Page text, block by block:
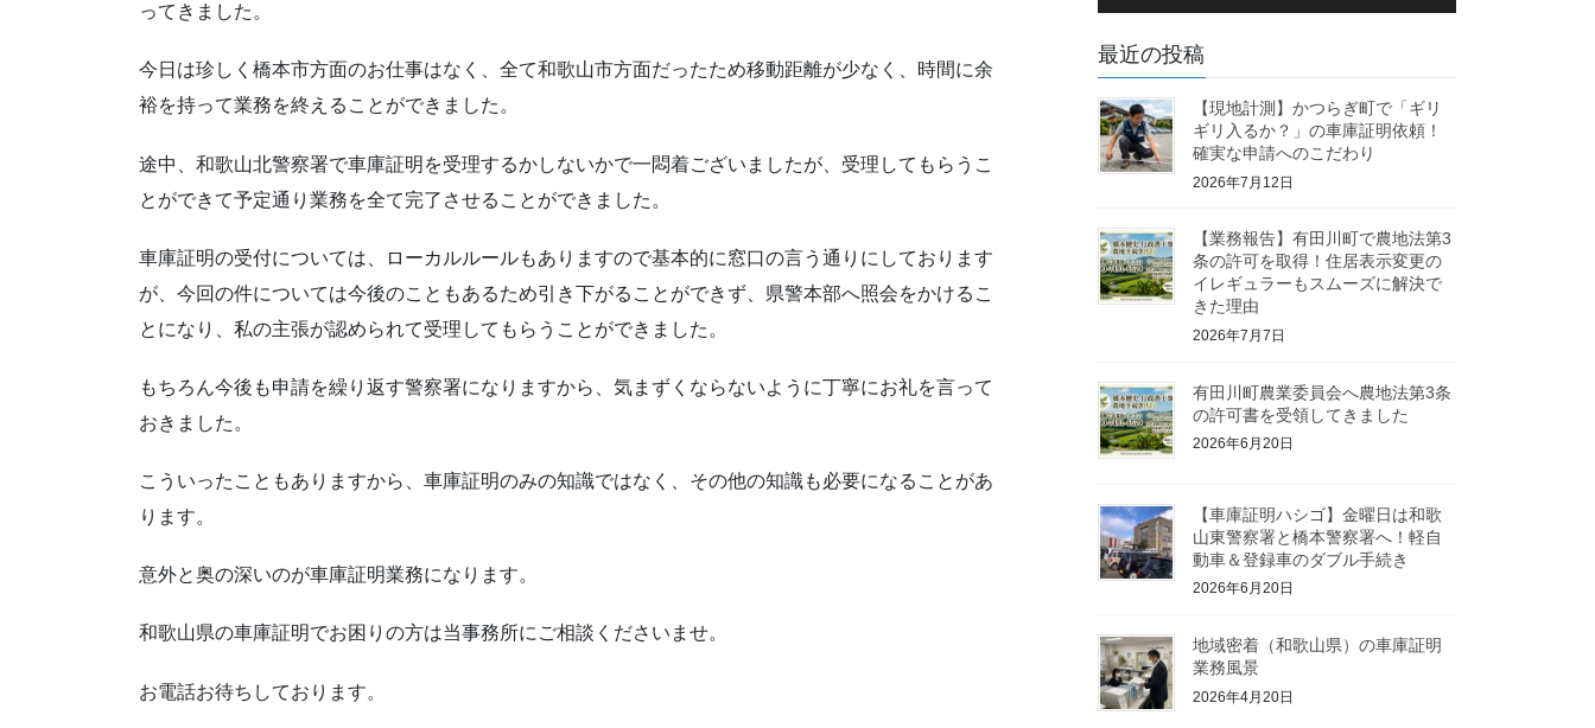
ってきました。
今日は珍しく橋本市方面のお仕事はなく、全て和歌山市方面だったため移動距離が少なく、時間に余
裕を持って業務を終えることができました。
途中、和歌山北警察署で車庫証明を受理するかしないかで一悶着ございましたが、受理してもらうこ
とができて予定通り業務を全て完了させることができました。
車庫証明の受付については、ローカルルールもありますので基本的に窓口の言う通りにしております
が、今回の件については今後のこともあるため引き下がることができず、県警本部へ照会をかけるこ
とになり、私の主張が認められて受理してもらうことができました。
もちろん今後も申請を繰り返す警察署になりますから、気まずくならないように丁寧にお礼を言って
おきました。
こういったこともありますから、車庫証明のみの知識ではなく、その他の知識も必要になることがあ
ります。
意外と奥の深いのが車庫証明業務になります。
和歌山県の車庫証明でお困りの方は当事務所にご相談くださいませ。
お電話お待ちしております。
最近の投稿
【現地計測】かつらぎ町で「ギリ
ギリ入るか？」の車庫証明依頼！
確実な申請へのこだわり
2026年7月12日
【業務報告】有田川町で農地法第3
条の許可を取得！住居表示変更の
イレギュラーもスムーズに解決で
きた理由
2026年7月7日
有田川町農業委員会へ農地法第3条
の許可書を受領してきました
2026年6月20日
【車庫証明ハシゴ】金曜日は和歌
山東警察署と橋本警察署へ！軽自
動車＆登録車のダブル手続き
2026年6月20日
地域密着（和歌山県）の車庫証明
業務風景
2026年4月20日